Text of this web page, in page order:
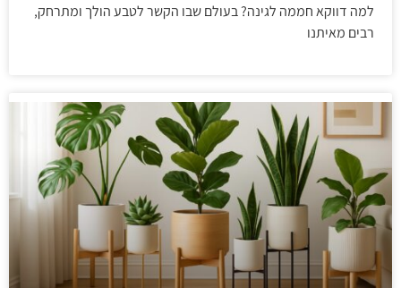
למה דווקא חממה לגינה? בעולם שבו הקשר לטבע הולך ומתרחק,
רבים מאיתנו